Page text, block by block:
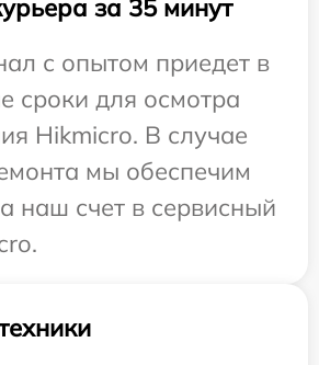
за 35 минут
с опытом приедет в
сроки для осмотра
Hikmicro. В случае
мы обеспечим
наш счет в сервисный